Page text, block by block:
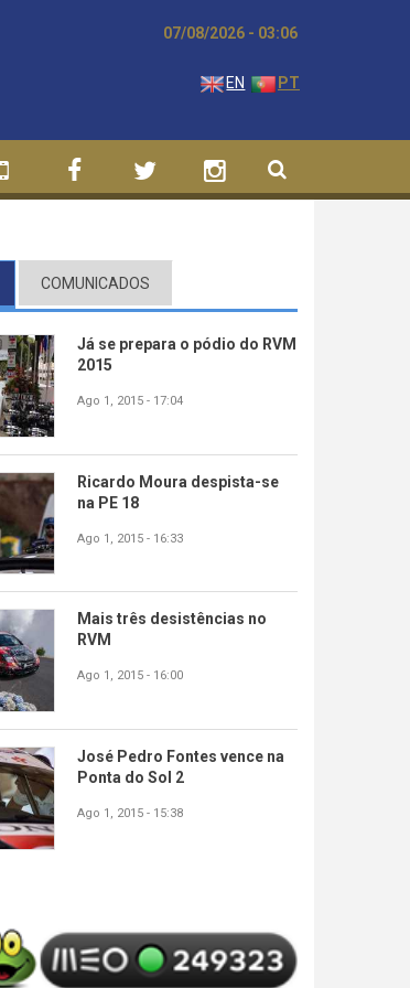
07/08/2026 - 03:06
EN PT
(SEPARADOR ATIVO)
COMUNICADOS
Já se prepara o pódio do RVM
2015
Ago 1, 2015 - 17:04
Ricardo Moura despista-se
na PE 18
Ago 1, 2015 - 16:33
Mais três desistências no
RVM
Ago 1, 2015 - 16:00
José Pedro Fontes vence na
Ponta do Sol 2
Ago 1, 2015 - 15:38